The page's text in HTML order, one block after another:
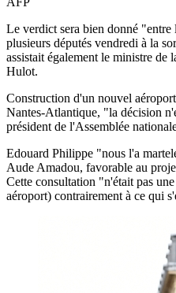
Le verdict sera bien donné
plusieurs députés vendredi à la
assistait également le ministre
Hulot.
Construction d'un nouvel
Nantes-Atlantique, "la décision
président de l'Assemblée
Edouard Philippe "nous l'a
Aude Amadou, favorable au
Cette consultation "n'était pas
aéroport) contrairement à ce qui